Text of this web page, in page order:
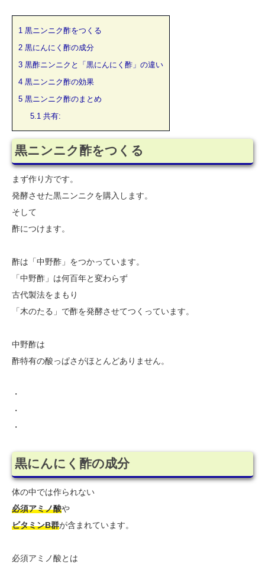
1 黒ニンニク酢をつくる
2 黒にんにく酢の成分
3 黒酢ニンニクと「黒にんにく酢」の違い
4 黒ニンニク酢の効果
5 黒ニンニク酢のまとめ
5.1共有:
黒ニンニク酢をつくる
まず作り方です。
発酵させた黒ニンニクを購入します。
そして
酢につけます。
酢は「中野酢」をつかっています。
「中野酢」は何百年と変わらず
古代製法をまもり
「木のたる」で酢を発酵させてつくっています。
中野酢は
酢特有の酸っぱさがほとんどありません。
・
・
・
黒にんにく酢の成分
体の中では作られない
必須アミノ酸や
ビタミンB群が含まれています。
必須アミノ酸とは